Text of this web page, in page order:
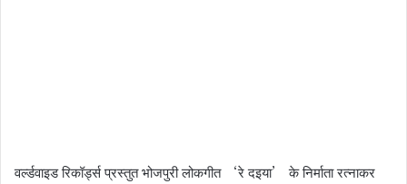
वर्ल्डवाइड रिकॉर्ड्स प्रस्तुत भोजपुरी लोकगीत ‘रे दइया’ के निर्माता रत्नाकर